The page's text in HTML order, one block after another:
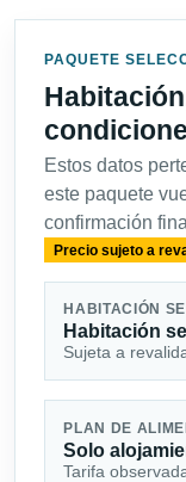
PAQUETE
Estos datos
este paquete
confirmación
Precio sujeto a
HABITACIÓN
Habitación
Sujeta a
PLAN DE
Solo
Tarifa